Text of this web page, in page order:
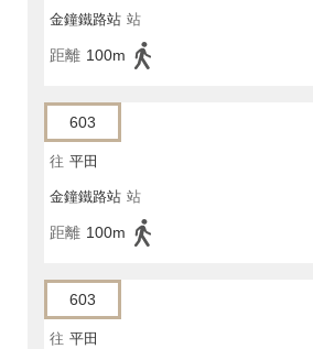
金鐘鐵路站 站
距離 100m
603
往 平田
金鐘鐵路站 站
距離 100m
603
往 平田